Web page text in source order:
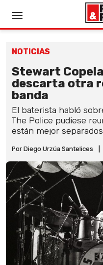
NOTICIAS
Stewart
descarta otra
banda
El baterista habló
The Police pudiese
están mejor
Por Diego Urzúa Santelices